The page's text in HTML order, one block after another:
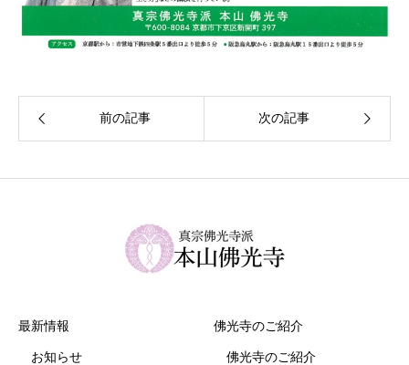
最新情報
お知らせ
佛光寺のご紹介
佛光寺のご紹介